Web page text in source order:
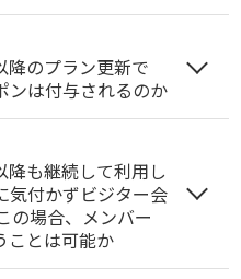
降のプラン更新で
ンは付与されるのか
も継続して利用し
気付かずビジター会
の場合、メンバー
ことは可能か